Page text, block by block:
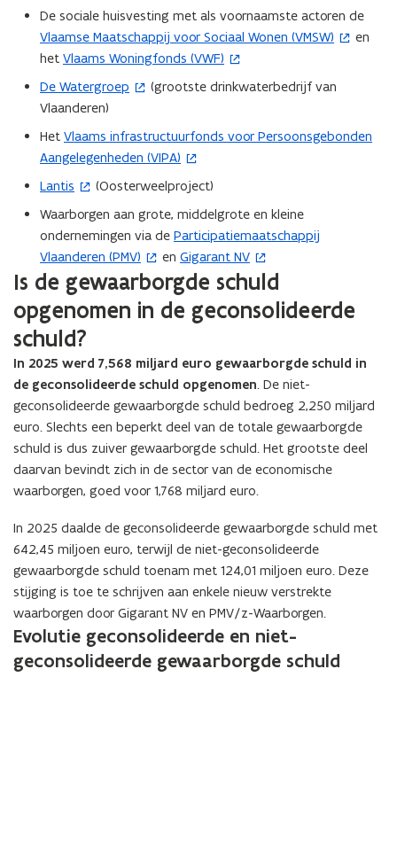
o
p
e
t
i
n
n
i
u
w
v
n
s
t
e
r
)
De sociale huisvesting met als voornaamste actoren de
Vlaamse Maatschappij voor Sociaal Wonen (VMSW)
(
o
p
e
t
i
n
n
e
u
w
v
e
n
s
t
r
)
en
het Vlaams Woningfonds (VWF)
(
o
p
n
t
i
n
n
i
u
w
v
e
n
s
t
e
r
)
De Watergroep
(
o
p
e
t
i
n
n
i
u
w
v
e
n
s
t
e
r
(grootste drinkwaterbedrijf van
Vlaanderen)
Het Vlaams infrastructuurfonds voor Persoonsgebonden
Aangelegenheden (VIPA)
(
o
p
n
t
i
n
n
e
u
w
v
e
n
s
t
e
Lantis
(
o
p
e
n
t
i
n
n
e
w
v
e
s
t
e
r
)
(Oosterweelproject)
Waarborgen aan grote, middelgrote en kleine
ondernemingen via de Participatiemaatschappij
Vlaanderen (PMV)
(
o
p
e
n
i
n
n
i
e
u
w
e
n
s
t
e
r
)
en Gigarant NV
(
o
p
e
t
n
n
i
e
u
v
e
n
s
t
e
r
Is de gewaarborgde schuld
opgenomen in de geconsolideerde
schuld?
In 2025 werd 7,568 miljard euro gewaarborgde schuld in
de geconsolideerde schuld opgenomen. De niet-
geconsolideerde gewaarborgde schuld bedroeg 2,250 miljard
euro. Slechts een beperkt deel van de totale gewaarborgde
schuld is dus zuiver gewaarborgde schuld. Het grootste deel
daarvan bevindt zich in de sector van de economische
waarborgen, goed voor 1,768 miljard euro.
In 2025 daalde de geconsolideerde gewaarborgde schuld met
642,45 miljoen euro, terwijl de niet-geconsolideerde
gewaarborgde schuld toenam met 124,01 miljoen euro. Deze
stijging is toe te schrijven aan enkele nieuw verstrekte
waarborgen door Gigarant NV en PMV/z-Waarborgen.
Evolutie geconsolideerde en niet-
geconsolideerde gewaarborgde schuld